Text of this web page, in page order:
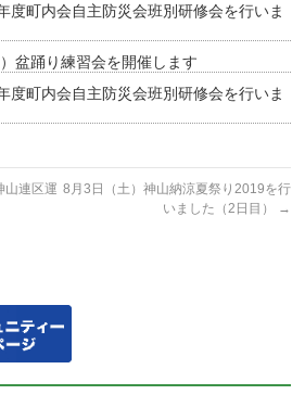
度町内会自主防災会班別研修会を行いま
盆踊り練習会を開催します
度町内会自主防災会班別研修会を行いま
山連区運 8月3日（土）神山納涼夏祭り2019を行
いました（2日目）
→